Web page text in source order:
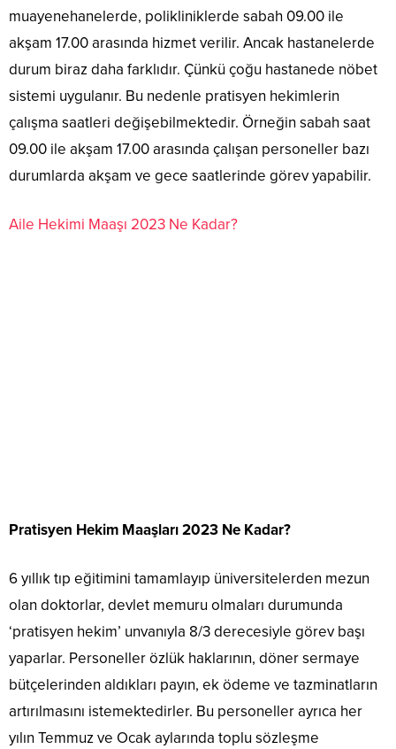
muayenehanelerde, polikliniklerde sabah 09.00 ile
akşam 17.00 arasında hizmet verilir. Ancak hastanelerde
durum biraz daha farklıdır. Çünkü çoğu hastanede nöbet
sistemi uygulanır. Bu nedenle pratisyen hekimlerin
çalışma saatleri değişebilmektedir. Örneğin sabah saat
09.00 ile akşam 17.00 arasında çalışan personeller bazı
durumlarda akşam ve gece saatlerinde görev yapabilir.
Aile Hekimi Maaşı 2023 Ne Kadar?
Pratisyen Hekim Maaşları 2023 Ne Kadar?
6 yıllık tıp eğitimini tamamlayıp üniversitelerden mezun
olan doktorlar, devlet memuru olmaları durumunda
‘pratisyen hekim’ unvanıyla 8/3 derecesiyle görev başı
yaparlar. Personeller özlük haklarının, döner sermaye
bütçelerinden aldıkları payın, ek ödeme ve tazminatların
artırılmasını istemektedirler. Bu personeller ayrıca her
yılın Temmuz ve Ocak aylarında toplu sözleşme